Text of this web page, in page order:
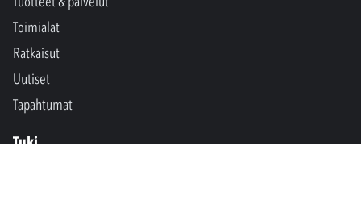
Toimialat
Ratkaisut
Uutiset
Tapahtumat
Tuki